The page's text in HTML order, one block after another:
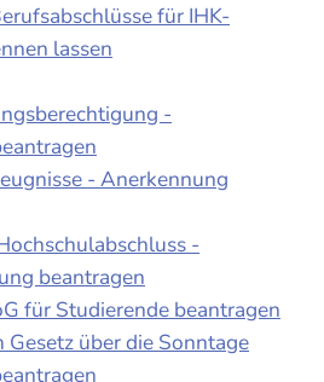
für IHK-
lassen
-
- Anerkennung
-
beantragen
für Studierende beantragen
über die Sonntage